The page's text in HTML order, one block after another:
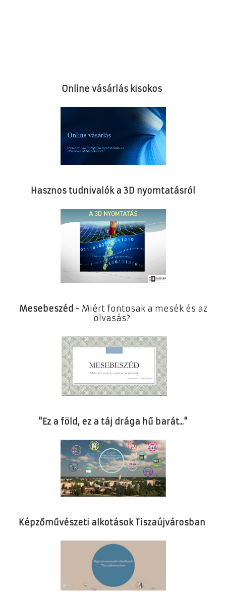
Online vásárlás kisokos
Hasznos tudnivalók a 3D nyomtatásról
Mesebeszéd - Miért fontosak a mesék és az
olvasás?
"Ez a föld, ez a táj drága hű barát..."
Képzőművészeti alkotások Tiszaújvárosban